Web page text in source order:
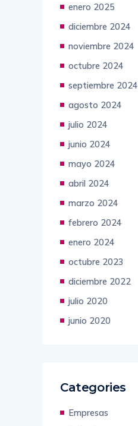
enero 2025
diciembre 2024
noviembre 2024
octubre 2024
septiembre 2024
agosto 2024
julio 2024
junio 2024
mayo 2024
abril 2024
marzo 2024
febrero 2024
enero 2024
octubre 2023
diciembre 2022
julio 2020
junio 2020
Categories
Empresas